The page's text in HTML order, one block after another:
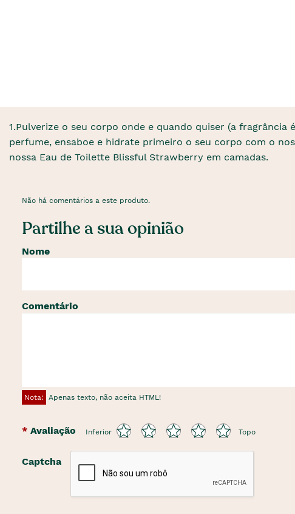
1.Pulverize o seu corpo onde e quando quiser (a
perfume, ensaboe e hidrate primeiro o seu corpo com o
nossa Eau de Toilette Blissful Strawberry em camadas.
Não há comentários a este produto.
Partilhe a sua opinião
Nome
Comentário
Nota: Apenas texto, não aceita HTML!
Avaliação Inferior Topo
Captcha